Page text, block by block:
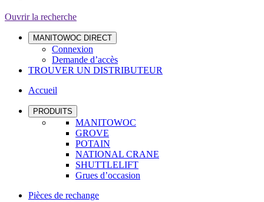
Ouvrir la recherche
MANITOWOC DIRECT
Connexion
Demande d’accès
TROUVER UN DISTRIBUTEUR
Accueil
PRODUITS
MANITOWOC
GROVE
POTAIN
NATIONAL CRANE
SHUTTLELIFT
Grues d’occasion
Pièces de rechange